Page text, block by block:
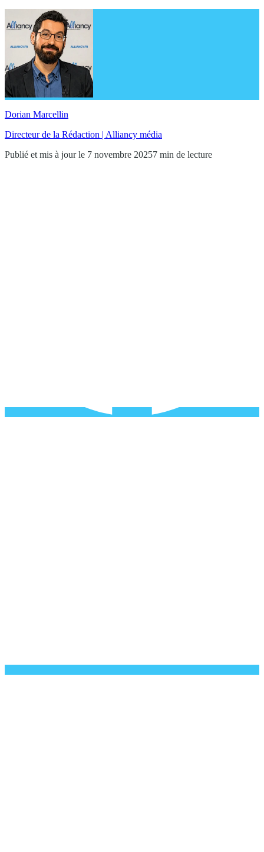
Dorian Marcellin
Directeur de la Rédaction | Alliancy média
Publié et mis à jour le 7 novembre 20257 min de lecture